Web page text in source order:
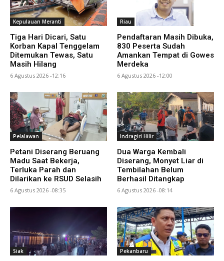
Kepulauan Meranti
Tiga Hari Dicari, Satu
Korban Kapal Tenggelam
Ditemukan Tewas, Satu
Masih Hilang
6 Agustus 2026 -12:16
Riau
Pendaftaran Masih Dibuka,
830 Peserta Sudah
Amankan Tempat di Gowes
Merdeka
6 Agustus 2026 -12:00
Pelalawan
Petani Diserang Beruang
Madu Saat Bekerja,
Terluka Parah dan
Dilarikan ke RSUD Selasih
6 Agustus 2026 -08:35
Indragiri Hilir
Dua Warga Kembali
Diserang, Monyet Liar di
Tembilahan Belum
Berhasil Ditangkap
6 Agustus 2026 -08:14
Siak Pekanbaru